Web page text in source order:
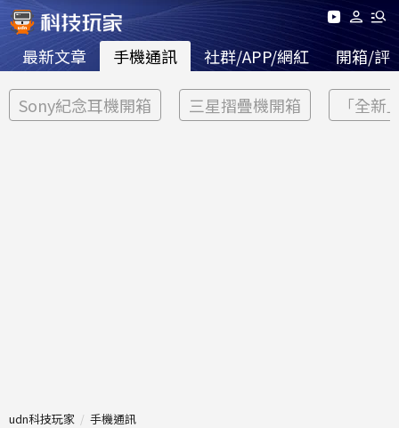
最新文章 手機通訊 社群/APP/網紅 開箱/評
Sony紀念耳機開箱 三星摺疊機開箱 「全新
udn科技玩家 手機通訊